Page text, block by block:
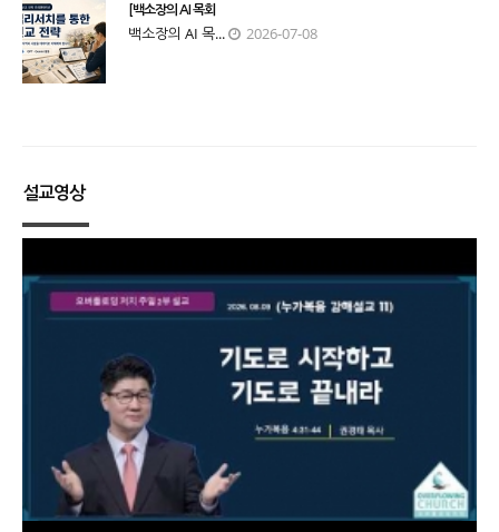
[백소장의 AI 목회
백소장의 AI 목... 2026-07-08
설교영상